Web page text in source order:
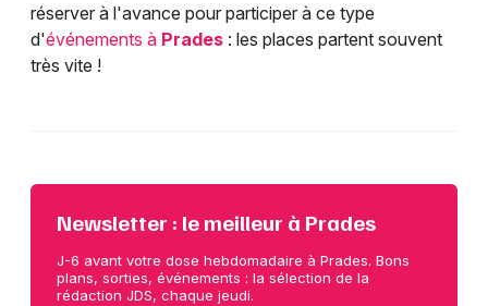
réserver à l'avance pour participer à ce type
d'événements à Prades : les places partent souvent
très vite !
Newsletter : le meilleur à Prades
J-6 avant votre dose hebdomadaire à Prades. Bons
plans, sorties, événements : la sélection de la
rédaction JDS, chaque jeudi.